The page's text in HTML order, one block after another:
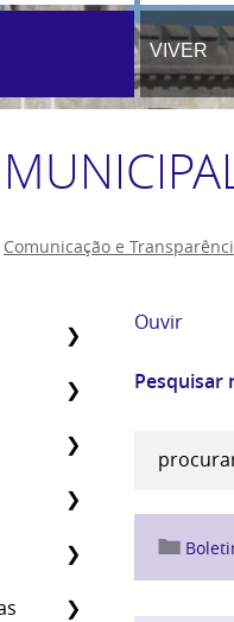
VIVER
Comunicação e
Ouvir
Pesquisar